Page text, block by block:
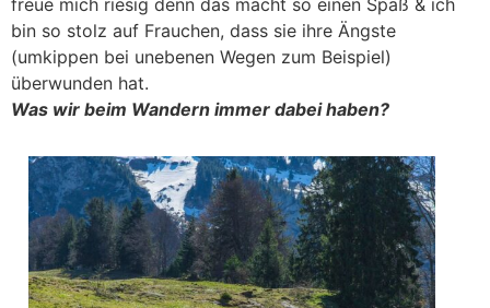
freue mich riesig denn das macht so einen Spaß & ich
bin so stolz auf Frauchen, dass sie ihre Ängste
(umkippen bei unebenen Wegen zum Beispiel)
überwunden hat.
Was wir beim Wandern immer dabei haben?